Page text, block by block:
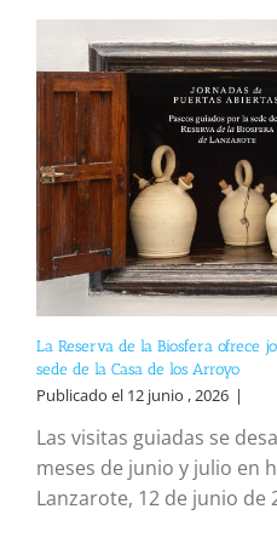
La Reserva de la Biosfera ofrece
sede de la Casa de los Arroyo
Publicado el 12 junio , 2026 |
Las visitas guiadas se
meses de junio y julio en
Lanzarote, 12 de junio de